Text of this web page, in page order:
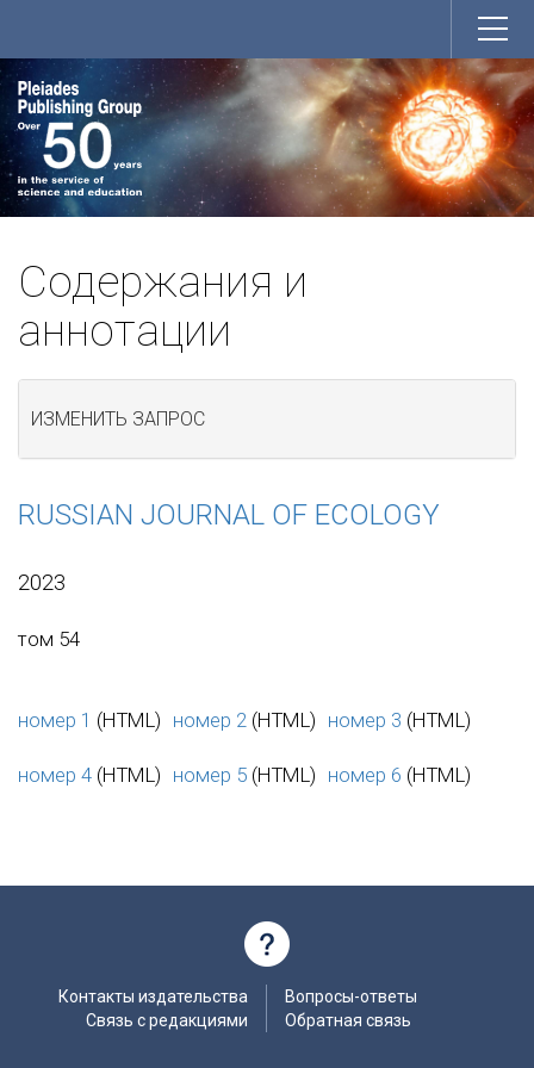
Содержания и
аннотации
ИЗМЕНИТЬ ЗАПРОС
RUSSIAN JOURNAL OF ECOLOGY
2023
том 54
номер 1 (HTML) номер 2 (HTML) номер 3 (HTML)
номер 4 (HTML) номер 5 (HTML) номер 6 (HTML)
Контакты издательства
Связь с редакциями
Вопросы-ответы
Обратная связь